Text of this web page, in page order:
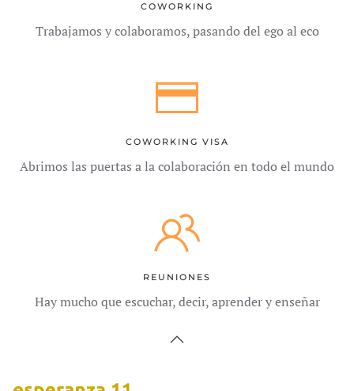
COWORKING
Trabajamos y colaboramos, pasando del ego al eco
COWORKING VISA
Abrimos las puertas a la colaboración en todo el mundo
REUNIONES
Hay mucho que escuchar, decir, aprender y enseñar